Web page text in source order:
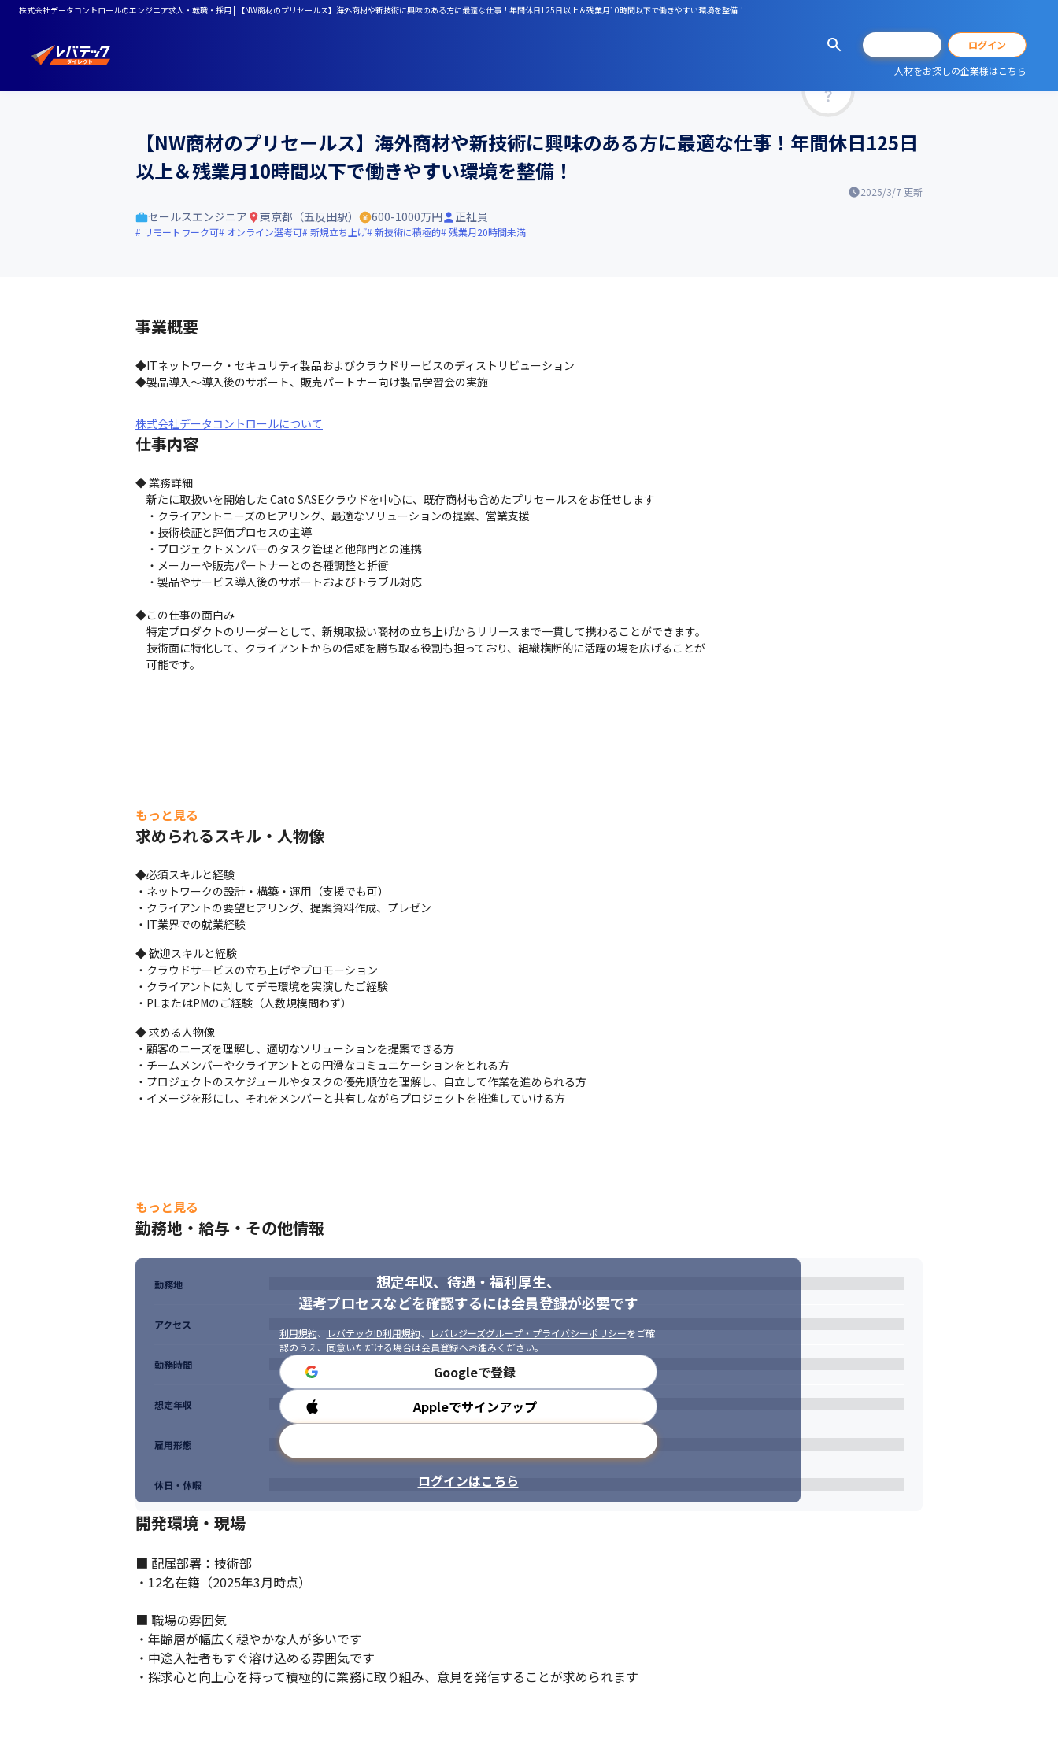
株式会社データコントロールのエンジニア求人・転職・採用 | 【NW商材のプリセールス】海外商材や新技術に興味のある方に最適な仕事！年間休日125日以上＆残業月10時間以下で働きやすい環境を整備！
ログイン
人材をお探しの企業様はこちら
【NW商材のプリセールス】海外商材や新技術に興味のある方に最適な仕事！年間休日125日
以上＆残業月10時間以下で働きやすい環境を整備！
2025/3/7 更新
セールスエンジニア 東京都（五反田駅） 600-1000万円 正社員
リモートワーク可 オンライン選考可 新規立ち上げ 新技術に積極的 残業月20時間未満
事業概要
◆ITネットワーク・セキュリティ製品およびクラウドサービスのディストリビューション
◆製品導入～導入後のサポート、販売パートナー向け製品学習会の実施
株式会社データコントロールについて
仕事内容
◆ 業務詳細
新たに取扱いを開始した Cato SASEクラウドを中心に、既存商材も含めたプリセールスをお任せします
・クライアントニーズのヒアリング、最適なソリューションの提案、営業支援
・技術検証と評価プロセスの主導
・プロジェクトメンバーのタスク管理と他部門との連携
・メーカーや販売パートナーとの各種調整と折衝
・製品やサービス導入後のサポートおよびトラブル対応
◆この仕事の面白み
特定プロダクトのリーダーとして、新規取扱い商材の立ち上げからリリースまで一貫して携わることができます。
技術面に特化して、クライアントからの信頼を勝ち取る役割も担っており、組織横断的に活躍の場を広げることが
可能です。
もっと見る
求められるスキル・人物像
◆必須スキルと経験
・ネットワークの設計・構築・運用（支援でも可）
・クライアントの要望ヒアリング、提案資料作成、プレゼン
・IT業界での就業経験
◆ 歓迎スキルと経験
・クラウドサービスの立ち上げやプロモーション
・クライアントに対してデモ環境を実演したご経験
・PLまたはPMのご経験（人数規模問わず）
◆ 求める人物像
・顧客のニーズを理解し、適切なソリューションを提案できる方
・チームメンバーやクライアントとの円滑なコミュニケーションをとれる方
・プロジェクトのスケジュールやタスクの優先順位を理解し、自立して作業を進められる方
・イメージを形にし、それをメンバーと共有しながらプロジェクトを推進していける方
もっと見る
勤務地・給与・その他情報
想定年収、待遇・福利厚生、
選考プロセスなどを確認するには会員登録が必要です
利用規約、 レバテックID利用規約、 レバレジーズグループ・プライバシーポリシーをご確
認のうえ、同意いただける場合は会員登録へお進みください。
Googleで登録
Appleでサインアップ
ログインはこちら
勤務地
アクセス
勤務時間
想定年収
雇用形態
休日・休暇
開発環境・現場
■ 配属部署：技術部
・12名在籍（2025年3月時点）
■ 職場の雰囲気
・年齢層が幅広く穏やかな人が多いです
・中途入社者もすぐ溶け込める雰囲気です
・探求心と向上心を持って積極的に業務に取り組み、意見を発信することが求められます